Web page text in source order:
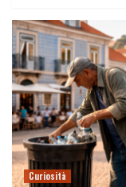
Curiosità